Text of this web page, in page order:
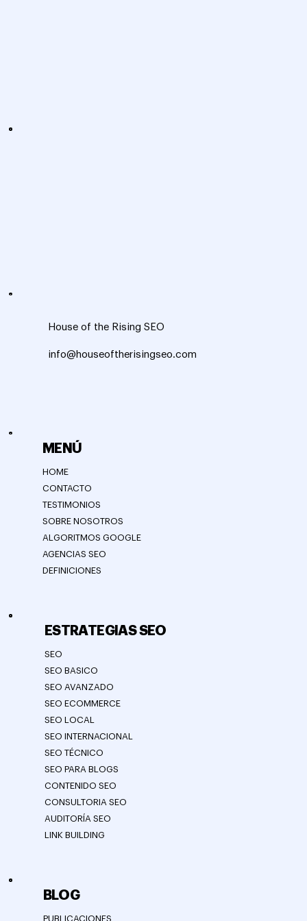
MENÚ
HOME
CONTACTO
TESTIMONIOS
SOBRE NOSOTROS
ALGORITMOS GOOGLE
AGENCIAS SEO
DEFINICIONES
ESTRATEGIAS SEO
SEO
SEO BASICO
SEO AVANZADO
SEO ECOMMERCE
SEO LOCAL
SEO INTERNACIONAL
SEO TÉCNICO
SEO PARA BLOGS
CONTENIDO SEO
CONSULTORIA SEO
AUDITORÍA SEO
LINK BUILDING
BLOG
PUBLICACIONES
House of the Rising SEO
info@houseoftherisingseo.com